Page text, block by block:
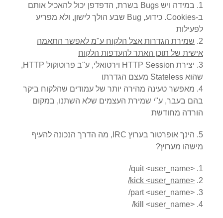
במידה ויש Bugs בשרת, הדפדפן יכול להאכיל אותם
ב-Cookies. כידוע, Bug שבע הולך לישון, ולא מפריע
לפעילות
שמירת הגדרות אצל הלקוח ע"מ לאפשר התאמה
אישית של תוכן האתר להעדפות הלקוח
יצירת HTTP Session וירטואלי, ע"ב פרוטוקול HTTP,
שהוא Stateless מעצם הגדרתו
מאפשר טעינה מהירה יותר של עמודים שהלקוח ביקר
בהם בעבר, ע"י שמירת העצמים שלא השתנו, במקום
הורדה מחודשת
5. הינך אופרטור בערוץ IRC, מה הדרך הנכונה להעיף
מישהו מערוץ?
/quit <user_name>
/kick <user_name>
/part <user_name>
/kill <user_name>